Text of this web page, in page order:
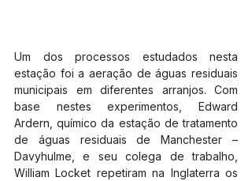
Um dos processos estudados nesta
estação foi a aeração de águas residuais
municipais em diferentes arranjos. Com
base nestes experimentos, Edward
Ardern, químico da estação de tratamento
de águas residuais de Manchester –
Davyhulme, e seu colega de trabalho,
William Locket repetiram na Inglaterra os